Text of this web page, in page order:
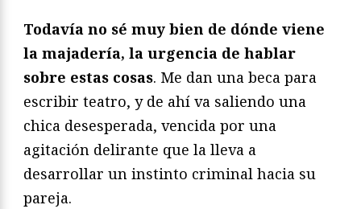
Todavía no sé muy bien de dónde viene
la majadería, la urgencia de hablar
sobre estas cosas. Me dan una beca para
escribir teatro, y de ahí va saliendo una
chica desesperada, vencida por una
agitación delirante que la lleva a
desarrollar un instinto criminal hacia su
pareja.